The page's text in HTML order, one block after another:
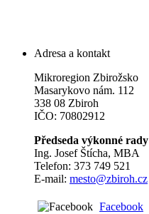
Adresa a kontakt
Mikroregion Zbirožsko
Masarykovo nám. 112
338 08 Zbiroh
IČO: 70802912
Předseda výkonné rady
Ing. Josef Štícha, MBA
Telefon: 373 749 521
E-mail: mesto@zbiroh.cz
Facebook